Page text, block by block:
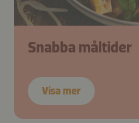
Snabba måltider
Visa mer